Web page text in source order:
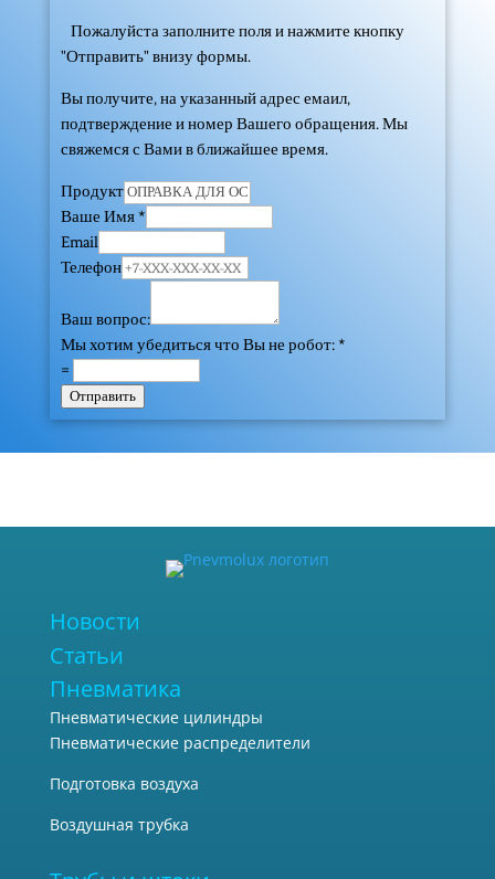
Пожалуйста заполните поля и нажмите кнопку
"Отправить" внизу формы.
Вы получите, на указанный адрес емаил,
подтверждение и номер Вашего обращения. Мы
свяжемся с Вами в ближайшее время.
Продукт
Ваше Имя*
Email
Телефон
Ваш вопрос:
Мы хотим убедиться что Вы не робот:*
=
Отправить
Новости
Статьи
Пневматика
Пневматические цилиндры
Пневматические распределители
Подготовка воздуха
Воздушная трубка